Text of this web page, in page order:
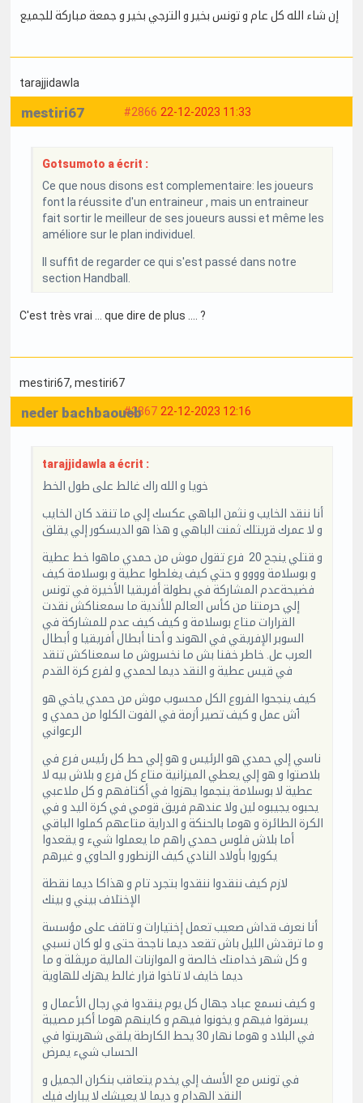
إن شاء الله كل عام و تونس بخير و الترجي بخير و جمعة مباركة للجميع
tarajjidawla
#2866 22-12-2023 11:33
mestiri67
Gotsumoto a écrit :
Ce que nous disons est complementaire: les joueurs
font la réussite d'un entraineur , mais un entraineur
fait sortir le meilleur de ses joueurs aussi et même les
améliore sur le plan individuel.
Il suffit de regarder ce qui s'est passé dans notre
section Handball.
C'est très vrai ... que dire de plus .... ?
mestiri67, mestiri67
#2867 22-12-2023 12:16
neder bachbaoueb
tarajjidawla a écrit :
خويا و الله راك غالط على طول الخط
أنا ننقد الخايب و نثمن الباهي عكسك إلي ما تنقد كان الخايب
و لا عمرك قريتلك ثمنت الباهي و هذا هو الديسكور إلي يقلق
و قتلي ينجح 20 فرع تقول موش من حمدي ماهوا خط عطية
و بوسلامة وووو و حتي كيف يغلطوا عطية و بوسلامة كيف
فضيحةعدم المشاركة في بطولة أفريقيا الأخيرة في تونس
إلي حرمتنا من كأس العالم للأندية ما سمعناكش نقدت
القرارات متاع بوسلامة و كيف كيف عدم للمشاركة في
السوبر الإفريقي في الهوند و أحنا أبطال أفريقيا و أبطال
العرب عل. خاطر خفنا بش ما نخسروش ما سمعناكش تنقد
في قيس عطية و النقد ديما لحمدي و لفرع كرة القدم
كيف ينجحوا الفروع الكل محسوب موش من حمدي ياخي هو
ٱش عمل و كيف تصير أزمة في الفوت الكلوا من حمدي و
الرعواني
ناسي إلي حمدي هو الرئيس و هو إلي حط كل رئيس فرع في
بلاصتوا و هو إلي يعطي الميزانية متاع كل فرع و بلاش بيه لا
عطية لا بوسلامة ينجموا يهزوا في أكتافهم و كل ملاعبي
يحبوه يجيبوه لين ولا عندهم فريق قومي في كرة اليد و في
الكرة الطائرة و هوما بالحنكة و الدراية متاعهم كملوا الباقي
أما بلاش فلوس حمدي راهم ما يعملوا شيء و يقعدوا
يكوروا بأولاد النادي كيف الزنطور و الحاوي و غيرهم
لازم كيف ننقدوا ننقدوا بتجرد تام و هذاكا ديما نقطة
الإختلاف بيني و بينك
أنا نعرف قداش صعيب تعمل إختيارات و تاقف على مؤسسة
و ما ترقدش الليل باش تقعد ديما ناجحة حتى و لو كان نسبي
و كل شهر خدامتك خالصة و الموازنات المالية مريڤلة و ما
ديما خايف لا تاخوا قرار غالط يهزك للهاوية
و كيف نسمع عباد جهال كل يوم ينقدوا في رجال الأعمال و
يسرقوا فيهم و يخونوا فيهم و كاينهم هوما أكبر مصيبة
في البلاد و هوما نهار 30 يحط الكارطة يلقى شهريتوا في
الحساب شيء يمرض
في تونس مع الأسف إلي يخدم يتعاقب بنكران الجميل و
النقد الهدام و ديما لا يعيشك لا يبارك فيك